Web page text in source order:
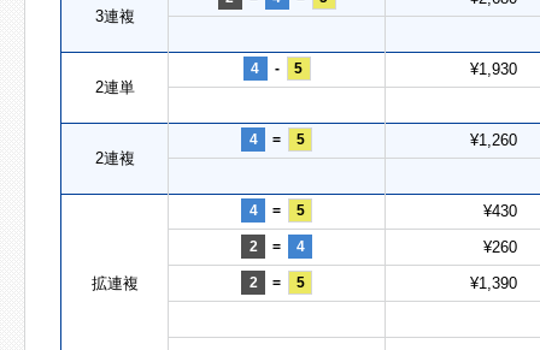
3連複
2連単
4 - 5 ¥1,930
2連複
4 = 5 ¥1,260
拡連複
4 = 5 ¥430
2 = 4 ¥260
2 = 5 ¥1,390